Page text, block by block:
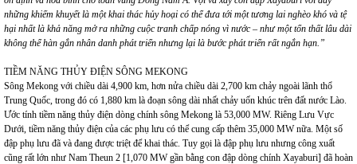
những khiếm khuyết là một khai thác hủy hoại có thể đưa tới một tương lai nghèo khó và tệ
hại nhất là khả năng mở ra những cuộc tranh chấp nóng vì nước – như một tổn thất lâu dài
không thể hàn gắn nhân danh phát triển nhưng lại là bước phát triển rất ngắn hạn.”
TIỀM NĂNG THỦY ĐIỆN SÔNG MEKONG
Sông Mekong với chiều dài 4,900 km, hơn nửa chiều dài 2,700 km chảy ngoài lãnh thổ
Trung Quốc, trong đó có 1,880 km là đoạn sông dài nhất chảy uốn khúc trên đất nước Lào.
Ước tính tiềm năng thủy điện dòng chính sông Mekong là 53,000 MW. Riêng Lưu Vực
Dưới, tiềm năng thủy điện của các phụ lưu có thể cung cấp thêm 35,000 MW nữa. Một số
đập phụ lưu đã và đang được triệt để khai thác. Tuy gọi là đập phụ lưu nhưng công xuất
cũng rất lớn như Nam Theun 2 [1,070 MW gần bằng con đập dòng chính Xayaburi] đã hoàn